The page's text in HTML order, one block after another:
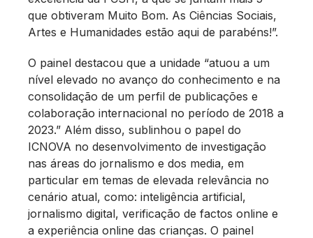
que obtiveram Muito Bom. As Ciências Sociais,
Artes e Humanidades estão aqui de parabéns!”.
O painel destacou que a unidade “atuou a um
nível elevado no avanço do conhecimento e na
consolidação de um perfil de publicações e
colaboração internacional no período de 2018 a
2023.” Além disso, sublinhou o papel do
ICNOVA no desenvolvimento de investigação
nas áreas do jornalismo e dos media, em
particular em temas de elevada relevância no
cenário atual, como: inteligência artificial,
jornalismo digital, verificação de factos online e
a experiência online das crianças. O painel